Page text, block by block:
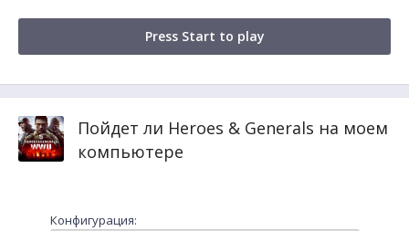
Press Start to play
Пойдет ли Heroes & Generals на моем
компьютере
Конфигурация: